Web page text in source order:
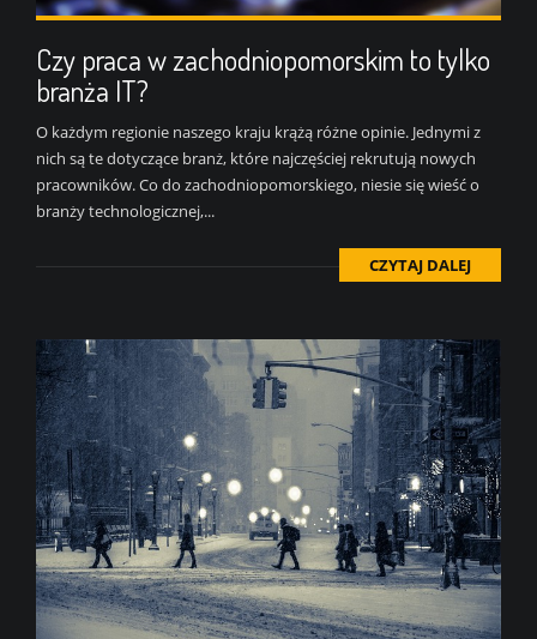
Czy praca w zachodniopomorskim to tylko
branża IT?
O każdym regionie naszego kraju krążą różne opinie. Jednymi z
nich są te dotyczące branż, które najczęściej rekrutują nowych
pracowników. Co do zachodniopomorskiego, niesie się wieść o
branży technologicznej,...
CZYTAJ DALEJ